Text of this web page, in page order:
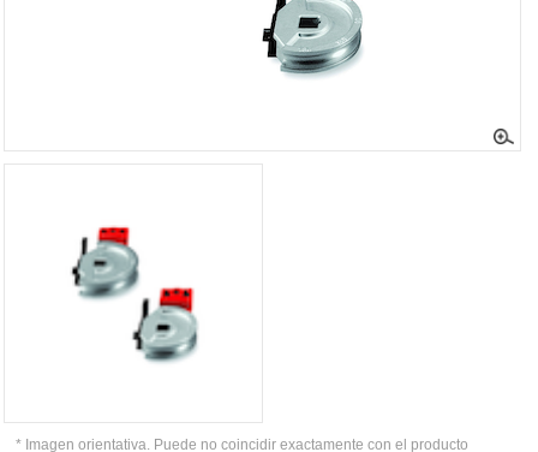
* Imagen orientativa. Puede no coincidir exactamente con el producto